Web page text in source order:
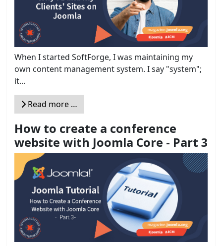
When I started SoftForge, I was maintaining my
own content management system. I say "system";
it...
Read more …
How to create a conference
website with Joomla Core - Part 3